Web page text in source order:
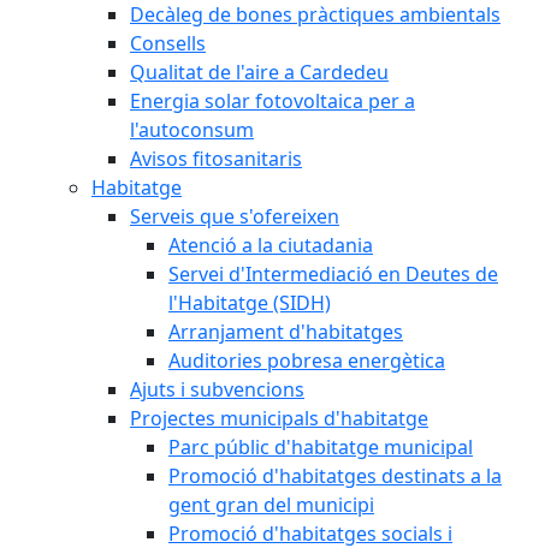
Decàleg de bones pràctiques ambientals
Consells
Qualitat de l'aire a Cardedeu
Energia solar fotovoltaica per a
l'autoconsum
Avisos fitosanitaris
Habitatge
Serveis que s'ofereixen
Atenció a la ciutadania
Servei d'Intermediació en Deutes de
l'Habitatge (SIDH)
Arranjament d'habitatges
Auditories pobresa energètica
Ajuts i subvencions
Projectes municipals d'habitatge
Parc públic d'habitatge municipal
Promoció d'habitatges destinats a la
gent gran del municipi
Promoció d'habitatges socials i